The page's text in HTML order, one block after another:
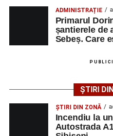
vătămare corporală din culpă.
Ultimele știri din
Incendiu la un
ADMINISTRAȚIE
Primarul
șantierele de
Sebeș. Care
ȘTIRI
ȘTIRI DIN ZONĂ
Incendiu la
Autostrada